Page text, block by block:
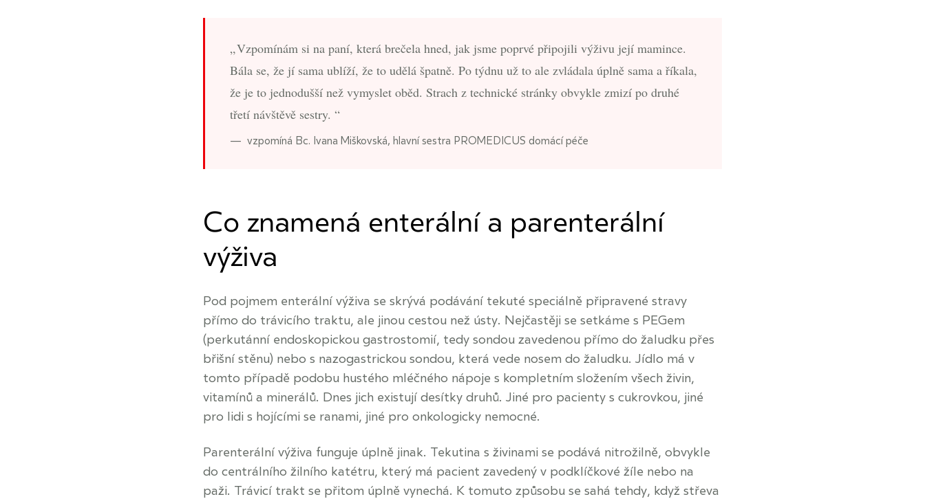
Vzpomínám si na paní, která brečela hned, jak jsme poprvé připojili výživu její mamince.
Bála se, že jí sama ublíží, že to udělá špatně. Po týdnu už to ale zvládala úplně sama a říkala,
že je to jednodušší než vymyslet oběd. Strach z technické stránky obvykle zmizí po druhé
třetí návštěvě sestry.
vzpomíná Bc. Ivana Miškovská, hlavní sestra PROMEDICUS domácí péče
Co znamená enterální a parenterální
výživa
Pod pojmem enterální výživa se skrývá podávání tekuté speciálně připravené stravy
přímo do trávicího traktu, ale jinou cestou než ústy. Nejčastěji se setkáme s PEGem
(perkutánní endoskopickou gastrostomií, tedy sondou zavedenou přímo do žaludku přes
břišní stěnu) nebo s nazogastrickou sondou, která vede nosem do žaludku. Jídlo má v
tomto případě podobu hustého mléčného nápoje s kompletním složením všech živin,
vitamínů a minerálů. Dnes jich existují desítky druhů. Jiné pro pacienty s cukrovkou, jiné
pro lidi s hojícími se ranami, jiné pro onkologicky nemocné.
Parenterální výživa funguje úplně jinak. Tekutina s živinami se podává nitrožilně, obvykle
do centrálního žilního katétru, který má pacient zavedený v podklíčkové žíle nebo na
paži. Trávicí trakt se přitom úplně vynechá. K tomuto způsobu se sahá tehdy, když střeva